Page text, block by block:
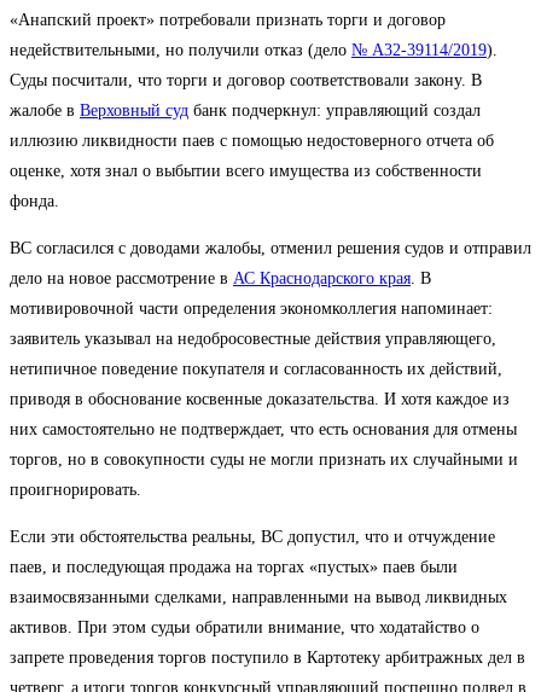
«Анапский проект» потребовали признать торги и договор
недействительными, но получили отказ (дело № А32-39114/2019).
Суды посчитали, что торги и договор соответствовали закону. В
жалобе в Верховный суд банк подчеркнул: управляющий создал
иллюзию ликвидности паев с помощью недостоверного отчета об
оценке, хотя знал о выбытии всего имущества из собственности
фонда.
ВС согласился с доводами жалобы, отменил решения судов и отправил
дело на новое рассмотрение в АС Краснодарского края . В
мотивировочной части определения экономколлегия напоминает:
заявитель указывал на недобросовестные действия управляющего,
нетипичное поведение покупателя и согласованность их действий,
приводя в обоснование косвенные доказательства. И хотя каждое из
них самостоятельно не подтверждает, что есть основания для отмены
торгов, но в совокупности суды не могли признать их случайными и
проигнорировать.
Если эти обстоятельства реальны, ВС допустил, что и отчуждение
паев, и последующая продажа на торгах «пустых» паев были
взаимосвязанными сделками, направленными на вывод ликвидных
активов. При этом судьи обратили внимание, что ходатайство о
запрете проведения торгов поступило в Картотеку арбитражных дел в
четверг, а итоги торгов конкурсный управляющий поспешно подвел в